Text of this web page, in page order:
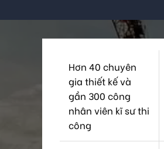
Hơn 40 chuyên
gia thiết kế và
gần 300 công
nhân viên kĩ sư thi
công